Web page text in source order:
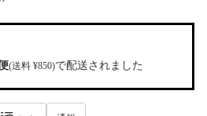
(送料 ¥850)で配送されました